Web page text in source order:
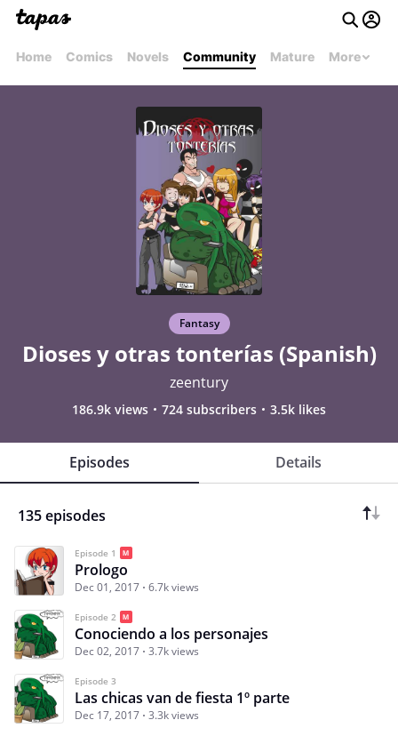
Home Comics Novels Community Mature More
Fantasy
Dioses y otras tonterías (Spanish)
zeentury
186.9k views 724 subscribers 3.5k likes
Episodes Details
135 episodes
Episode 1
Prologo
Dec 01, 2017 6.7k views
Episode 2
Conociendo a los personajes
Dec 02, 2017 3.7k views
Episode 3
Las chicas van de fiesta 1º parte
Dec 17, 2017 3.3k views